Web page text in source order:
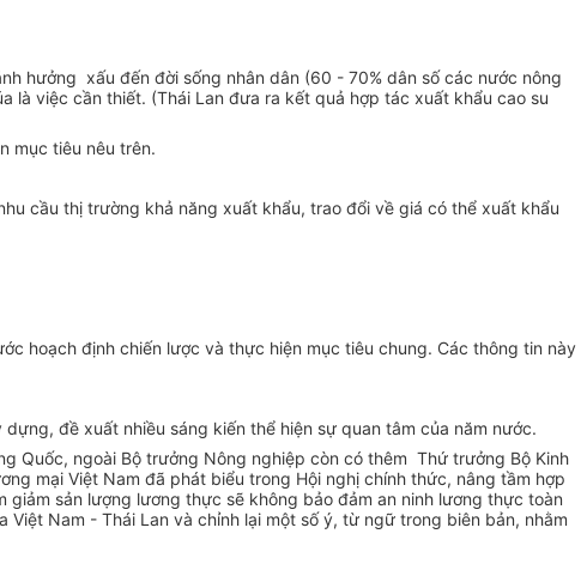
hưởng xấu đến đời sống nhân dân (60 - 70% dân số các nước nông
là việc cần thiết. (Thái Lan đưa ra kết quả hợp tác xuất khẩu cao su
mục tiêu nêu trên.
cầu thị trường khả năng xuất khẩu, trao đổi về giá có thể xuất khẩu
hoạch định chiến lược và thực hiện mục tiêu chung. Các thông tin này
đề xuất nhiều sáng kiến thể hiện sự quan tâm của năm nước.
Quốc, ngoài Bộ trưởng Nông nghiệp còn có thêm Thứ trưởng Bộ Kinh
mại Việt Nam đã phát biểu trong Hội nghị chính thức, nâng tầm hợp
sản lượng lương thực sẽ không bảo đảm an ninh lương thực toàn
Nam - Thái Lan và chỉnh lại một số ý, từ ngữ trong biên bản, nhằm